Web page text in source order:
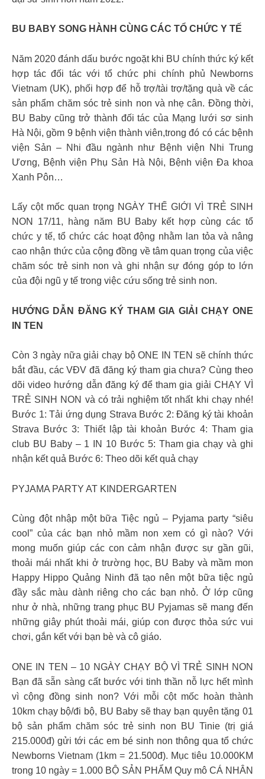
BU BABY SONG HÀNH CÙNG CÁC TỔ CHỨC Y TẾ
Năm 2020 đánh dấu bước ngoặt khi BU chính thức ký kết
hợp tác đối tác với tổ chức phi chính phủ Newborns
Vietnam (UK), phối hợp để hỗ trợ/tài trợ/tặng quà về các
sản phẩm chăm sóc trẻ sinh non và nhẹ cân. Đồng thời,
BU Baby cũng trở thành đối tác của Mạng lưới sơ sinh
Hà Nội, gồm 9 bệnh viện thành viên,trong đó có các bệnh
viện Sản – Nhi đầu ngành như Bệnh viện Nhi Trung
Ương, Bệnh viện Phụ Sản Hà Nội, Bệnh viện Đa khoa
Xanh Pôn…
Lấy cột mốc quan trọng NGÀY THẾ GIỚI VÌ TRẺ SINH
NON 17/11, hàng năm BU Baby kết hợp cùng các tổ
chức y tế, tổ chức các hoạt động nhằm lan tỏa và nâng
cao nhận thức của cộng đồng về tâm quan trọng của việc
chăm sóc trẻ sinh non và ghi nhận sự đóng góp to lớn
của đội ngũ y tế trong việc cứu sống trẻ sinh non.
HƯỚNG DẪN ĐĂNG KÝ THAM GIA GIẢI CHẠY ONE
IN TEN
Còn 3 ngày nữa giải chạy bộ ONE IN TEN sẽ chính thức
bắt đầu, các VĐV đã đăng ký tham gia chưa? Cùng theo
dõi video hướng dẫn đăng ký để tham gia giải CHẠY VÌ
TRẺ SINH NON và có trải nghiệm tốt nhất khi chạy nhé!
Bước 1: Tải ứng dụng Strava Bước 2: Đăng ký tài khoản
Strava Bước 3: Thiết lập tài khoản Bước 4: Tham gia
club BU Baby – 1 IN 10 Bước 5: Tham gia chạy và ghi
nhận kết quả Bước 6: Theo dõi kết quả chạy
PYJAMA PARTY AT KINDERGARTEN
Cùng đột nhập một bữa Tiệc ngủ – Pyjama party “siêu
cool” của các bạn nhỏ mầm non xem có gì nào? Với
mong muốn giúp các con cảm nhận được sự gần gũi,
thoải mái nhất khi ở trường học, BU Baby và mầm mon
Happy Hippo Quảng Ninh đã tạo nên một bữa tiệc ngủ
đầy sắc màu dành riêng cho các bạn nhỏ. Ở lớp cũng
như ở nhà, những trang phục BU Pyjamas sẽ mang đến
những giây phút thoải mái, giúp con được thỏa sức vui
chơi, gắn kết với bạn bè và cô giáo.
ONE IN TEN – 10 NGÀY CHẠY BỘ VÌ TRẺ SINH NON
Bạn đã sẵn sàng cất bước với tinh thần nỗ lực hết mình
vì cộng đồng sinh non? Với mỗi cột mốc hoàn thành
10km chạy bộ/đi bộ, BU Baby sẽ thay bạn quyên tặng 01
bộ sản phẩm chăm sóc trẻ sinh non BU Tinie (trị giá
215.000đ) gửi tới các em bé sinh non thông qua tổ chức
Newborns Vietnam (1km = 21.500đ). Mục tiêu 10.000KM
trong 10 ngày = 1.000 BỘ SẢN PHẨM Quy mô CÁ NHÂN